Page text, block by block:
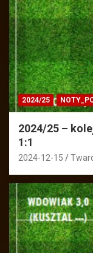
2024/25
2024/25 –
1:1
2024-12-15